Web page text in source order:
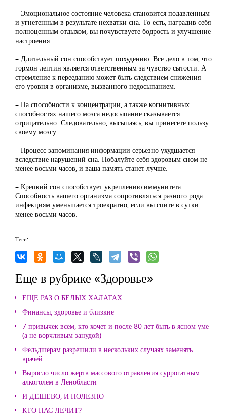
– Эмоциональное состояние человека становится подавленным
и угнетенным в результате нехватки сна. То есть, наградив себя
полноценным отдыхом, вы почувствуете бодрость и улучшение
настроения.
– Длительный сон способствует похудению. Все дело в том, что
гормон лептин является ответственным за чувство сытости. А
стремление к перееданию может быть следствием снижения
его уровня в организме, вызванного недосыпанием.
– На способности к концентрации, а также когнитивных
способностях нашего мозга недосыпание сказывается
отрицательно. Следовательно, высыпаясь, вы принесете пользу
своему мозгу.
– Процесс запоминания информации серьезно ухудшается
вследствие нарушений сна. Побалуйте себя здоровым сном не
менее восьми часов, и ваша память станет лучше.
– Крепкий сон способствует укреплению иммунитета.
Способность вашего организма сопротивляться разного рода
инфекциям уменьшается троекратно, если вы спите в сутки
менее восьми часов.
Теги:
Еще в рубрике «Здоровье»
ЕЩЕ РАЗ О БЕЛЫХ ХАЛАТАХ
Финансы, здоровье и близкие
7 привычек всем, кто хочет и после 80 лет быть в ясном уме
(а не ворчливым занудой)
Фельдшерам разрешили в нескольких случаях заменять
врачей
Выросло число жертв массового отравления суррогатным
алкоголем в Ленобласти
И ДЕШЕВО, И ПОЛЕЗНО
КТО НАС ЛЕЧИТ?